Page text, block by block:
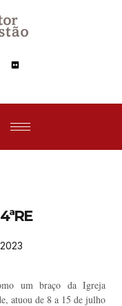
um braço da Igreja
atuou de 8 a 15 de julho